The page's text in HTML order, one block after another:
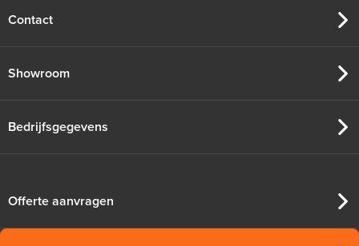
Contact
Showroom
Bedrijfsgegevens
Offerte aanvragen